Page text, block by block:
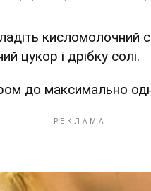
кисломолочний
цукор і дрібку солі.
до максимально